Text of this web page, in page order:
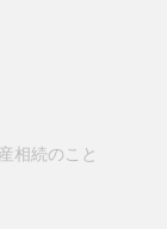
相続のこと